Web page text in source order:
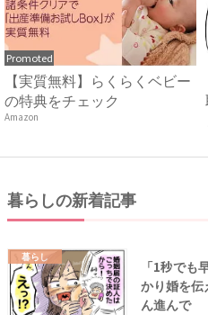
Promoted
【実質無料】らくらくベビー
の特典をチェック
Amazon
暮らしの新着記事
暮らし
「1秒でも
かり婚を
ん進んで